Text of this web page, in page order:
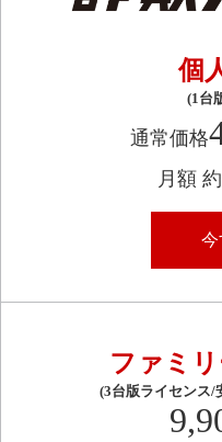
個
(1台
通常価格
月額 約
今
ファミ
(3台版ライセンス/